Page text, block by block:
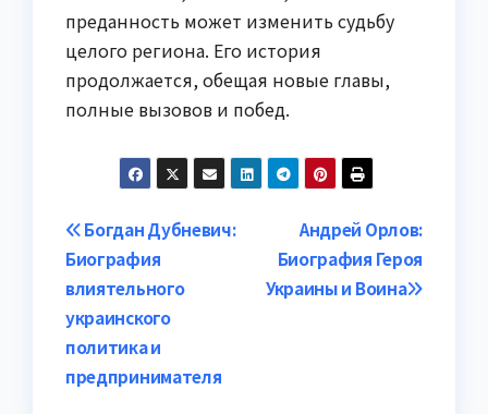
преданность может изменить судьбу
целого региона. Его история
продолжается, обещая новые главы,
полные вызовов и побед.
Навигация
по
записям
Андрей Орлов:
Биография Героя
Украины и Воина
Богдан Дубневич:
Биография
влиятельного
украинского
политика и
предпринимателя